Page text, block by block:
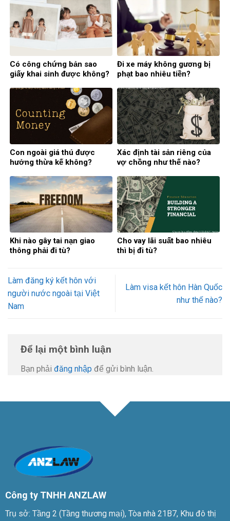
Có công chứng bản sao
giấy khai sinh được không?
Đi xe máy không gương bị
phạt bao nhiêu tiền?
Con ngoài giá thú được
hưởng thừa kế không?
Xác định tài sản riêng của
vợ chồng như thế nào?
Khi nào gây tai nạn giao
thông phải đi tù?
Cho vay lãi suất bao nhiêu
thì bị đi tù?
Làm đăng ký kết hôn với
người nước ngoài tại Việt
Nam
Làm visa kết hôn Hàn Quốc
như thế nào?
Để lại một bình luận
Bạn phải đăng nhập để gửi bình luận.
Công ty TNHH ANZLAW
Trụ sở: Tầng 2 (Tầng thương mại), Tòa nhà 21B7, Khu đô thị